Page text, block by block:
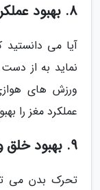
8. بهبود عملکرد مغز
نماید به از
ورزش های
عملکرد مغز را
9. بهبود خلق وخو
تحرک بدن می